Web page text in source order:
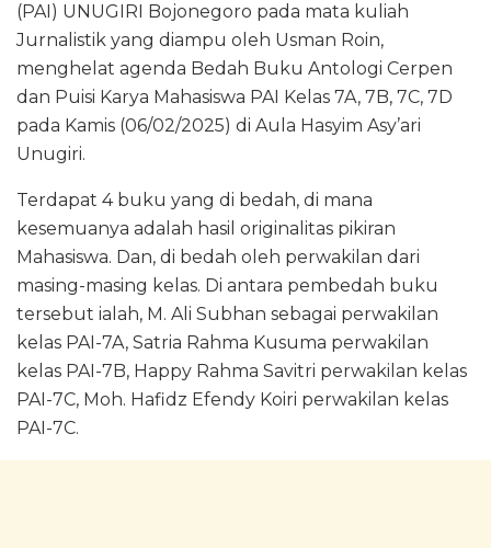
(PAI) UNUGIRI Bojonegoro pada mata kuliah
Jurnalistik yang diampu oleh Usman Roin,
menghelat agenda Bedah Buku Antologi Cerpen
dan Puisi Karya Mahasiswa PAI Kelas 7A, 7B, 7C, 7D
pada Kamis (06/02/2025) di Aula Hasyim Asy’ari
Unugiri.
Terdapat 4 buku yang di bedah, di mana
kesemuanya adalah hasil originalitas pikiran
Mahasiswa. Dan, di bedah oleh perwakilan dari
masing-masing kelas. Di antara pembedah buku
tersebut ialah, M. Ali Subhan sebagai perwakilan
kelas PAI-7A, Satria Rahma Kusuma perwakilan
kelas PAI-7B, Happy Rahma Savitri perwakilan kelas
PAI-7C, Moh. Hafidz Efendy Koiri perwakilan kelas
PAI-7C.